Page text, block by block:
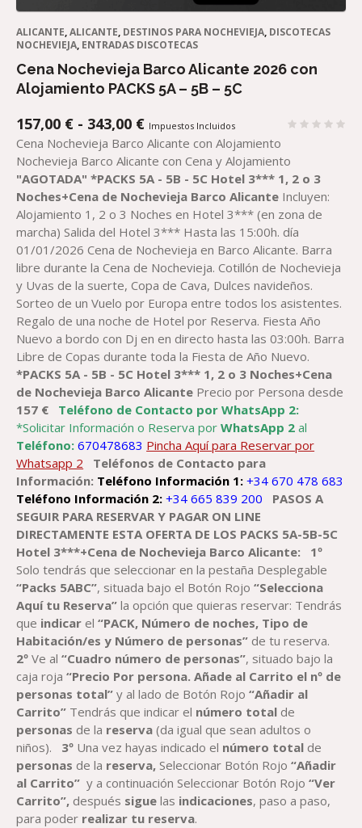
ALICANTE,ALICANTE, DESTINOS PARA NOCHEVIEJA, DISCOTECAS
NOCHEVIEJA, ENTRADAS DISCOTECAS
Cena Nochevieja Barco Alicante 2026 con
Alojamiento PACKS 5A – 5B – 5C
157,00 € - 343,00 €RANGO
DE
PRECIOS:
DESDE
157,00 €
HASTA
343,00 €
Impuestos Incluidos
Cena Nochevieja Barco Alicante con Alojamiento
Nochevieja Barco Alicante con Cena y Alojamiento
"AGOTADA" *PACKS 5A - 5B - 5C Hotel 3*** 1, 2 o 3
Noches+Cena de Nochevieja Barco Alicante Incluyen:
Alojamiento 1, 2 o 3 Noches en Hotel 3*** (en zona de
marcha) Salida del Hotel 3*** Hasta las 15:00h. día
01/01/2026 Cena de Nochevieja en Barco Alicante. Barra
libre durante la Cena de Nochevieja. Cotillón de Nochevieja
y Uvas de la suerte, Copa de Cava, Dulces navideños.
Sorteo de un Vuelo por Europa entre todos los asistentes.
Regalo de una noche de Hotel por Reserva. Fiesta Año
Nuevo a bordo con Dj en en directo hasta las 03:00h. Barra
Libre de Copas durante toda la Fiesta de Año Nuevo.
*PACKS 5A - 5B - 5C Hotel 3*** 1, 2 o 3 Noches+Cena
de Nochevieja Barco Alicante Precio por Persona desde
157 €
Teléfono de Contacto por WhatsApp 2:
*Solicitar Información o Reserva porWhatsApp 2 al
Teléfono:670478683 Pincha Aquí para Reservar por
Whatsapp 2
Teléfonos de Contacto para
Información: Teléfono Información 1:+34 670 478 683
Teléfono Información 2: +34 665 839 200
PASOS A
SEGUIR PARA RESERVARY PAGAR ON LINE
DIRECTAMENTE ESTA OFERTA DE LOS PACKS 5A-5B-5C
Hotel 3***+Cena de Nochevieja Barco Alicante:
1º
Solo tendrás que seleccionar en la pestaña Desplegable
“Packs 5ABC”, situada bajo el Botón Rojo“Selecciona
Aquí tu Reserva”la opción que quieras reservar: Tendrás
que indicarel“PACK, Número de noches, Tipo de
Habitación/es y Número de personas” de tu reserva.
2º Ve al“Cuadro número de personas”, situado bajo la
caja roja“Precio Por persona. Añade al Carrito el nº de
personas total” y al lado de Botón Rojo“Añadir al
Carrito” Tendrás que indicar el número total de
personas de la reserva (da igual que sean adultos o
niños).
3º Una vez hayas indicado el número total de
personas de la reserva, Seleccionar Botón Rojo“Añadir
al Carrito” y a continuación Seleccionar Botón Rojo“Ver
Carrito”, después sigue las indicaciones, paso a paso,
para poder realizar tu reserva.